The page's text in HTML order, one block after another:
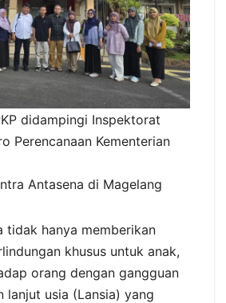
didampingi Inspektorat
Perencanaan Kementerian
Antasena di Magelang
tidak hanya memberikan
khusus untuk anak,
orang dengan gangguan
lanjut usia (Lansia) yang